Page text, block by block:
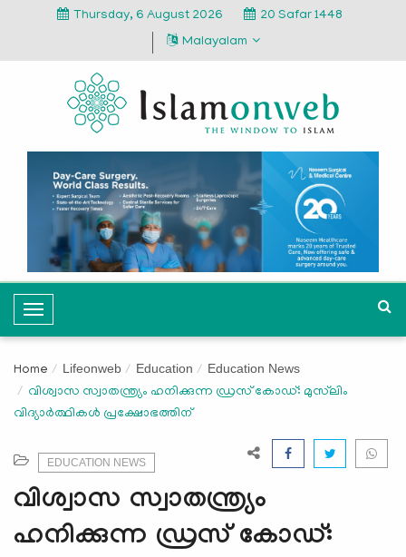
Thursday, 6 August 2026
20 Safar 1448
Malayalam
T
o
g
l
e
v
i
g
Home Lifeonweb Education Education News
വിശ്വാസ സ്വാതന്ത്ര്യം ഹനിക്കുന്ന ഡ്രസ് കോഡ്: മുസ്‌ലിം
വിദ്യാര്‍ത്ഥികള്‍ പ്രക്ഷോഭത്തിന്
EDUCATION NEWS
വിശ്വാസ സ്വാതന്ത്ര്യം
ഹനിക്കുന്ന ഡ്രസ് കോഡ്: